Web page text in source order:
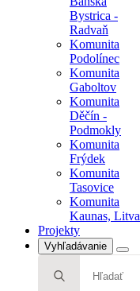
Bystrica -
Radvaň
Komunita
Podolínec
Komunita
Gaboltov
Komunita
Děčín -
Podmokly
Komunita
Frýdek
Komunita
Tasovice
Komunita
Kaunas, Litva
Projekty
Vyhľadávanie
for: